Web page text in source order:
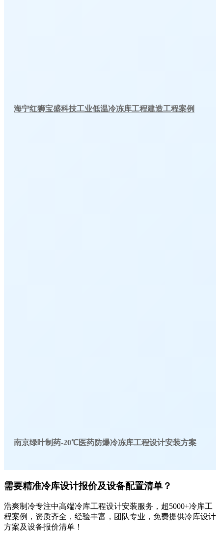
海宁红狮宝盛科技工业低温冷冻库工程建造工程案例
南京绿叶制药-20℃医药防爆冷冻库工程设计安装方案
需要精准冷库设计报价及设备配置清单？
浩爽制冷专注中高端冷库工程设计安装服务，超5000+冷库工
程案例，资质齐全，经验丰富，团队专业，免费提供冷库设计
方案及设备报价清单！